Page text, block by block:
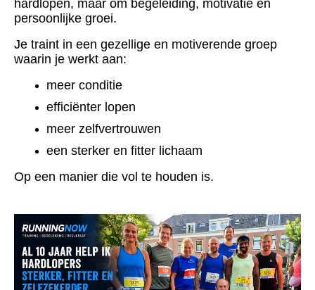
hardlopen, maar om begeleiding, motivatie en
persoonlijke groei.
Je traint in een gezellige en motiverende groep
waarin je werkt aan:
meer conditie
efficiënter lopen
meer zelfvertrouwen
een sterker en fitter lichaam
Op een manier die vol te houden is.